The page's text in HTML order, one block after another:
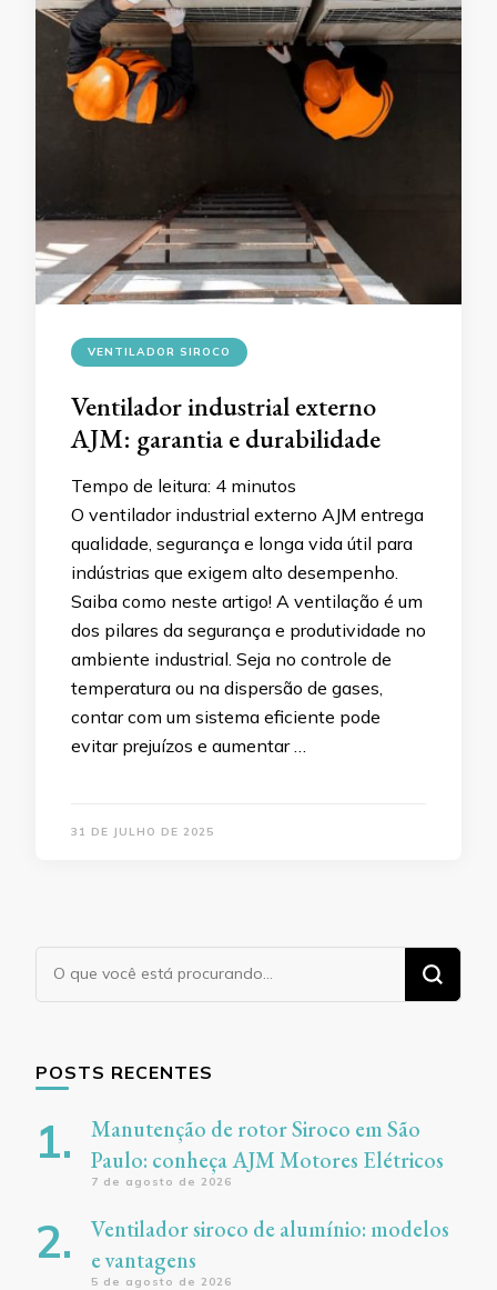
VENTILADOR SIROCO
Ventilador industrial externo
AJM: garantia e durabilidade
Tempo de leitura: 4 minutos
O ventilador industrial externo AJM entrega
qualidade, segurança e longa vida útil para
indústrias que exigem alto desempenho.
Saiba como neste artigo! A ventilação é um
dos pilares da segurança e produtividade no
ambiente industrial. Seja no controle de
temperatura ou na dispersão de gases,
contar com um sistema eficiente pode
evitar prejuízos e aumentar …
31 DE JULHO DE 2025
Procurando
algo?
POSTS RECENTES
Manutenção de rotor Siroco em São
Paulo: conheça AJM Motores Elétricos
7 de agosto de 2026
Ventilador siroco de alumínio: modelos
e vantagens
5 de agosto de 2026